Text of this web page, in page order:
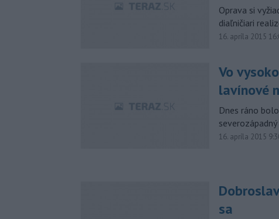
Oprava si
diaľničiari
16. apríla 2015
Vo
lavínové
Dnes ráno
16. apríla 2015
sa